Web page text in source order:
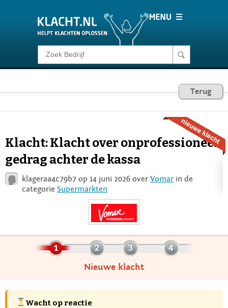
Klacht melden
Consumentenrecht
Voor Bedrijven
Login
Terug
Klacht: Klacht over onprofessioneel
gedrag achter de kassa
klageraa4c79b7 op 14 juni 2026 overVomarin de
categorie Supermarkten
Nieuwe klacht
Wacht op reactie